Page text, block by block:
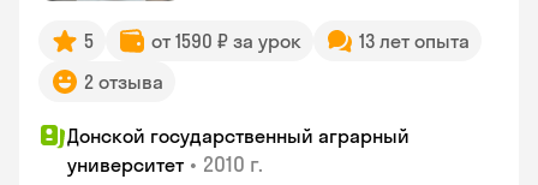
5 от 1590 ₽ за урок
13 лет опыта
2 отзыва
Донской государственный аграрный
университет • 2010 г.